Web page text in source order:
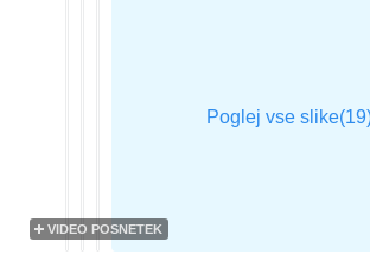
VIDEO POSNETEK